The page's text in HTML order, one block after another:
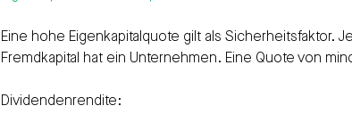
Eine hohe Eigenkapitalquote gilt als Sicherheitsfaktor.
Fremdkapital hat ein Unternehmen. Eine Quote von
Dividendenrendite: